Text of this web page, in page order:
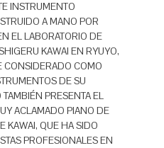
INSTRUMENTO
A MANO POR
EL LABORATORIO DE
KAWAI EN RYUYO,
CONSIDERADO COMO
DE SU
PRESENTA EL
ACLAMADO PIANO DE
KAWAI, QUE HA SIDO
PROFESIONALES EN